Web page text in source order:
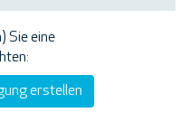
Sie eine
erstellen